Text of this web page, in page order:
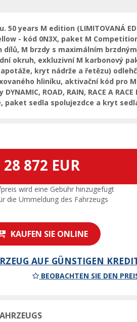
years M edition (LIMITOVANÁ
- kód 0N3X, paket M
M brzdy s maximálním brzdným
okruh, exkluzivní M karbonový
kryt nádrže a řetězu)
hliníku, aktivační kód pro M
ROAD, RAIN, RACE A RACE
paket sedla spolujezdce a kryt
28 872 EUR
wird eine Gebühr hinzugefügt
die Ummeldung des Fahrzeugs
KAUFEN SIE ONLINE
AUF GÜNSTIGEN
BEOBACHTEN SIE DEN